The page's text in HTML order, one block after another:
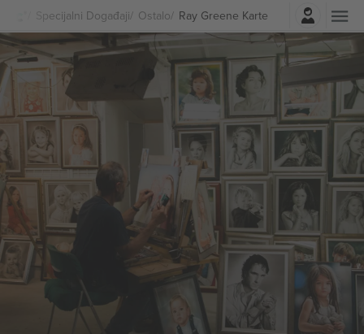
Specijalni Događaji Ostalo Ray Greene Karte
Najavite se